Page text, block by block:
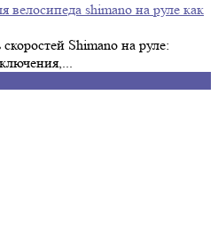
велосипеда shimano на руле как
Shimano на руле: